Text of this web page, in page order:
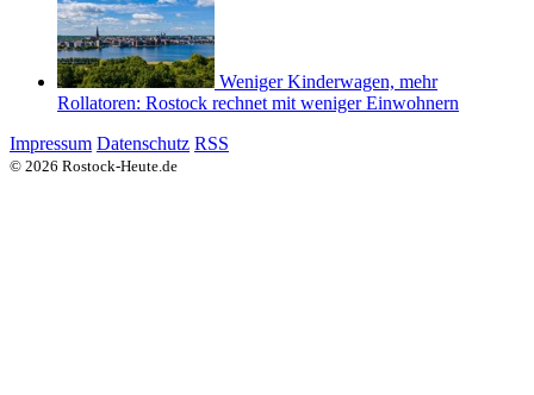
Weniger Kinderwagen, mehr
Rollatoren: Rostock rechnet mit weniger Einwohnern
Impressum Datenschutz RSS
© 2026 Rostock-Heute.de